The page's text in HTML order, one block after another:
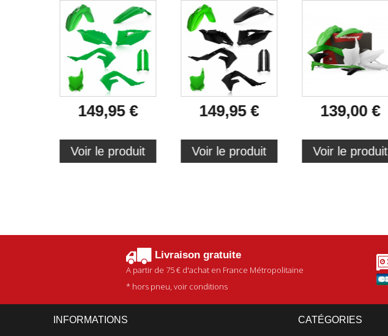
149,95 €
Voir le produit
149,95 €
Voir le produit
139,00 €
Voir le produit
Livraison gratuite
A partir de 75 €d'achat en France Métropolitaine
* hors pneu, voir conditions
INFORMATIONS CATÉGORIES